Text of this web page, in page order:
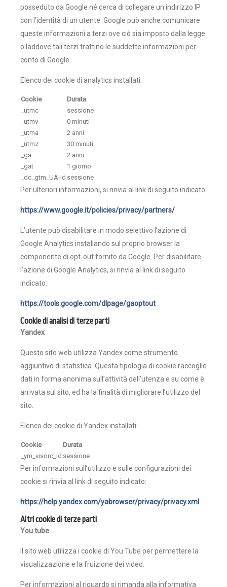
posseduto da Google né cerca di collegare un indirizzo IP
con l’identità di un utente. Google può anche comunicare
queste informazioni a terzi ove ciò sia imposto dalla legge
o laddove tali terzi trattino le suddette informazioni per
conto di Google.
Elenco dei cookie di analytics installati:
Cookie
Durata
_utmc
sessione
_utmv
0 minuti
_utma
2 anni
_utmz
30 minuti
_ga
2 anni
_gat
1 giorno
_dc_gtm_UA-id sessione
Per ulteriori informazioni, si rinvia al link di seguito indicato:
https://www.google.it/policies/privacy/partners/
L’utente può disabilitare in modo selettivo l’azione di
Google Analytics installando sul proprio browser la
componente di opt-out fornito da Google. Per disabilitare
l’azione di Google Analytics, si rinvia al link di seguito
indicato:
https://tools.google.com/dlpage/gaoptout
Cookie di analisi di terze parti
Yandex
Questo sito web utilizza Yandex come strumento
aggiuntivo di statistica. Questa tipologia di cookie raccoglie
dati in forma anonima sull’attività dell’utenza e su come è
arrivata sul sito, ed ha la finalità di migliorare l’utilizzo del
sito.
Elenco dei cookie di Yandex installati:
Cookie
Durata
_ym_visorc_Id sessione
Per informazioni sull’utilizzo e sulle configurazioni dei
cookie si rinvia al link di seguito indicato:
https://help.yandex.com/yabrowser/privacy/privacy.xml
Altri cookie di terze parti
You tube
Il sito web utilizza i cookie di You Tube per permettere la
visualizzazione e la fruizione dei video.
Per informazioni al riguardo si rimanda alla informativa